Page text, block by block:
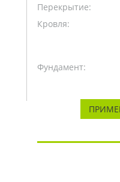
Перекрытие:
Кровля:
Фундамент: